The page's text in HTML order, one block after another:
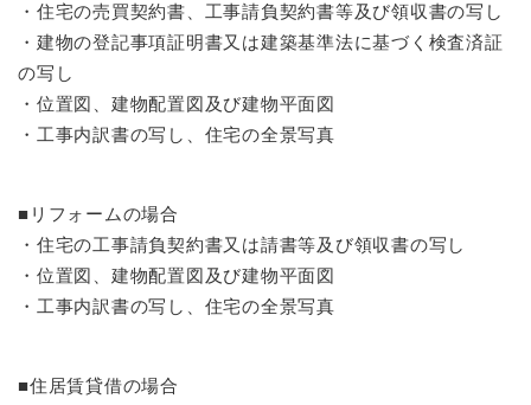
・住宅の売買契約書、工事請負契約書等及び領収書の写し
・建物の登記事項証明書又は建築基準法に基づく検査済証
の写し
・位置図、建物配置図及び建物平面図
・工事内訳書の写し、住宅の全景写真
■リフォームの場合
・住宅の工事請負契約書又は請書等及び領収書の写し
・位置図、建物配置図及び建物平面図
・工事内訳書の写し、住宅の全景写真
■住居賃貸借の場合